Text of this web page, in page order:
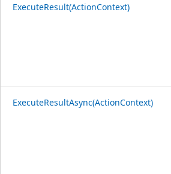
ExecuteResult(ActionContext)
ExecuteResultAsync(ActionContext)